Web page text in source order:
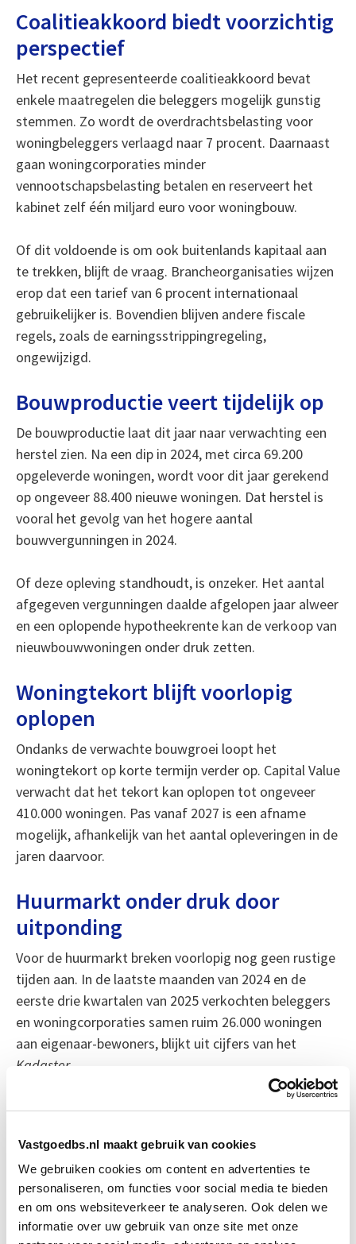
Vastgoedbs.nl maakt gebruik van cookies
We gebruiken cookies om content en advertenties te
personaliseren, om functies voor social media te bieden
en om ons websiteverkeer te analyseren. Ook delen we
informatie over uw gebruik van onze site met onze
Coalitieakkoord biedt voorzichtig
perspectief
Het recent gepresenteerde coalitieakkoord bevat
enkele maatregelen die beleggers mogelijk gunstig
stemmen. Zo wordt de overdrachtsbelasting voor
woningbeleggers verlaagd naar 7 procent. Daarnaast
gaan woningcorporaties minder
vennootschapsbelasting betalen en reserveert het
kabinet zelf één miljard euro voor woningbouw.
Of dit voldoende is om ook buitenlands kapitaal aan
te trekken, blijft de vraag. Brancheorganisaties wijzen
erop dat een tarief van 6 procent internationaal
gebruikelijker is. Bovendien blijven andere fiscale
regels, zoals de earningsstrippingregeling,
ongewijzigd.
Bouwproductie veert tijdelijk op
De bouwproductie laat dit jaar naar verwachting een
herstel zien. Na een dip in 2024, met circa 69.200
opgeleverde woningen, wordt voor dit jaar gerekend
op ongeveer 88.400 nieuwe woningen. Dat herstel is
vooral het gevolg van het hogere aantal
bouwvergunningen in 2024.
Of deze opleving standhoudt, is onzeker. Het aantal
afgegeven vergunningen daalde afgelopen jaar alweer
en een oplopende hypotheekrente kan de verkoop van
nieuwbouwwoningen onder druk zetten.
Woningtekort blijft voorlopig
oplopen
Ondanks de verwachte bouwgroei loopt het
woningtekort op korte termijn verder op. Capital Value
verwacht dat het tekort kan oplopen tot ongeveer
410.000 woningen. Pas vanaf 2027 is een afname
mogelijk, afhankelijk van het aantal opleveringen in de
jaren daarvoor.
Huurmarkt onder druk door
uitponding
Voor de huurmarkt breken voorlopig nog geen rustige
tijden aan. In de laatste maanden van 2024 en de
eerste drie kwartalen van 2025 verkochten beleggers
en woningcorporaties samen ruim 26.000 woningen
aan eigenaar-bewoners, blijkt uit cijfers van het
Kadaster.
Vooral in Amsterdam krimpt de particuliere
vijfduizend huurwoningen van de markt. Meer dan de
helft van de ondervraagde beleggers en corporaties
verwacht de komende jaren nog meer woningen te
verkopen.